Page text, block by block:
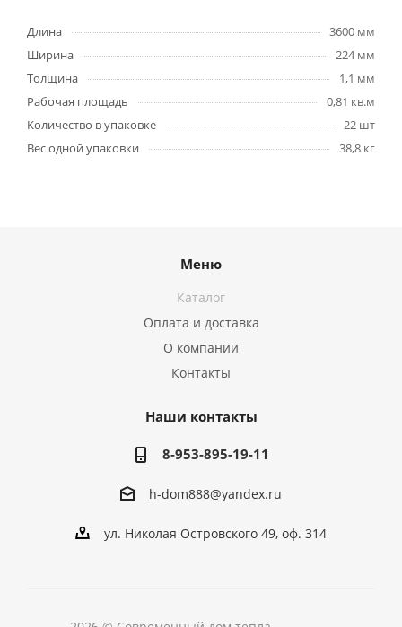
Длина
3600 мм
Ширина
224 мм
Толщина
1,1 мм
Рабочая площадь
0,81 кв.м
Количество в упаковке
22 шт
Вес одной упаковки
38,8 кг
Меню
Каталог
Оплата и доставка
О компании
Контакты
Наши контакты
8-953-895-19-11
h-dom888@yandex.ru
ул. Николая Островского 49, оф. 314